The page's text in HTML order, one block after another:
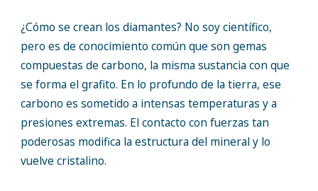
¿Cómo se crean los diamantes? No soy científico,
pero es de conocimiento común que son gemas
compuestas de carbono, la misma sustancia con que
se forma el grafito. En lo profundo de la tierra, ese
carbono es sometido a intensas temperaturas y a
presiones extremas. El contacto con fuerzas tan
poderosas modifica la estructura del mineral y lo
vuelve cristalino.